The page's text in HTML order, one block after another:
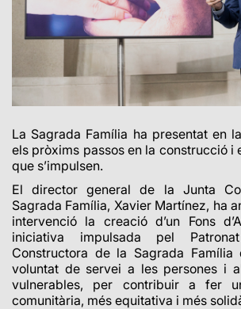
La Sagrada Família ha presentat en
els pròxims passos en la construcció i
que s’impulsen.
El director general de la Junta
Sagrada Família, Xavier Martínez, ha
intervenció la creació d’un Fons
iniciativa impulsada pel
Constructora de la Sagrada
voluntat de servei a les persones i
vulnerables, per contribuir a fer
comunitària, més equitativa i més